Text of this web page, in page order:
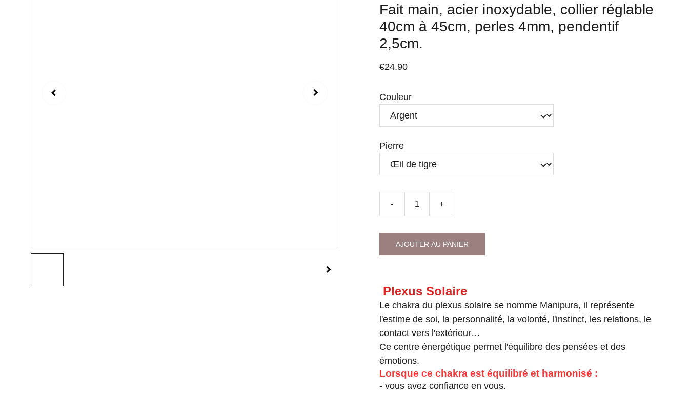
Fait main, acier inoxydable, collier réglable
40cm à 45cm, perles 4mm, pendentif
2,5cm.
€24.90
Couleur
Pierre
- +
AJOUTER AU PANIER
Plexus Solaire
Le chakra du plexus solaire se nomme Manipura, il représente
l'estime de soi, la personnalité, la volonté, l'instinct, les relations, le
contact vers l'extérieur…
Ce centre énergétique permet l'équilibre des pensées et des
émotions.
Lorsque ce chakra est équilibré et harmonisé :
- vous avez confiance en vous.